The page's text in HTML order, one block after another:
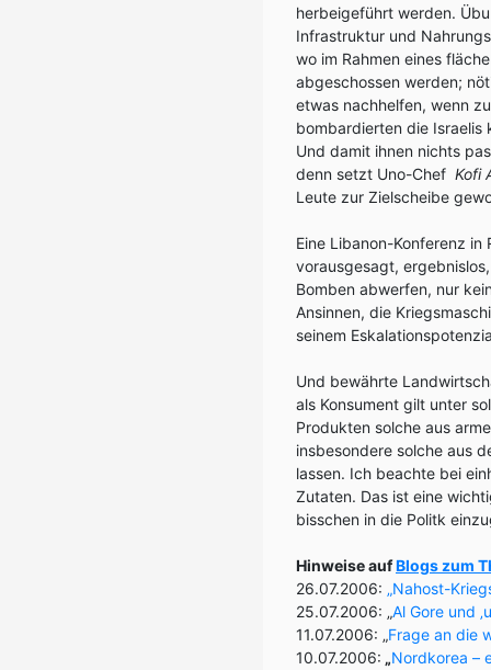
herbeigeführt werden.
Infrastruktur und
wo im Rahmen eines
abgeschossen werden;
etwas nachhelfen, wenn
bombardierten die Israelis
Und damit ihnen nichts
denn setzt Uno-Chef Kofi
Leute zur Zielscheibe
Eine Libanon-Konferenz
vorausgesagt,
Bomben abwerfen, nur
Ansinnen, die
seinem
Und bewährte
als Konsument gilt unter
Produkten solche aus
insbesondere solche aus
lassen. Ich beachte bei
Zutaten. Das ist eine
bisschen in die Politk
Hinweise aufBlogs zum
26.07.2006: „Nahost-
25.07.2006: „Al Gore und
11.07.2006: „Frage an die
10.07.2006: „Nordkorea –